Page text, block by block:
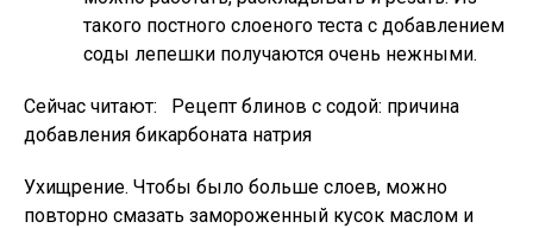
такого постного слоеного теста с добавлением
соды лепешки получаются очень нежными.
Сейчас читают:
Рецепт блинов с содой: причина
добавления бикарбоната натрия
Ухищрение. Чтобы было больше слоев, можно
повторно смазать замороженный кусок маслом и